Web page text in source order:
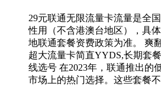
29元联通无限流量卡流量是全
性用（不含港澳台地区），具
地联通套餐资费政策为准。 爽
超大流量卡简直YYDS,长期套
线选号 在2023年，联通推出的
市场上的热门选择。这些套餐